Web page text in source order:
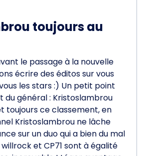
toujours au
le passage à la nouvelle
écrire des éditos sur vous
les stars :) Un petit point
du général : Kristoslambrou
toujours ce classement, en
Kristoslambrou ne lâche
sur un duo qui a bien du mal
et CP71 sont à égalité